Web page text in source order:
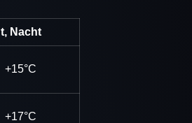
t, Nacht
+15°C
+17°C